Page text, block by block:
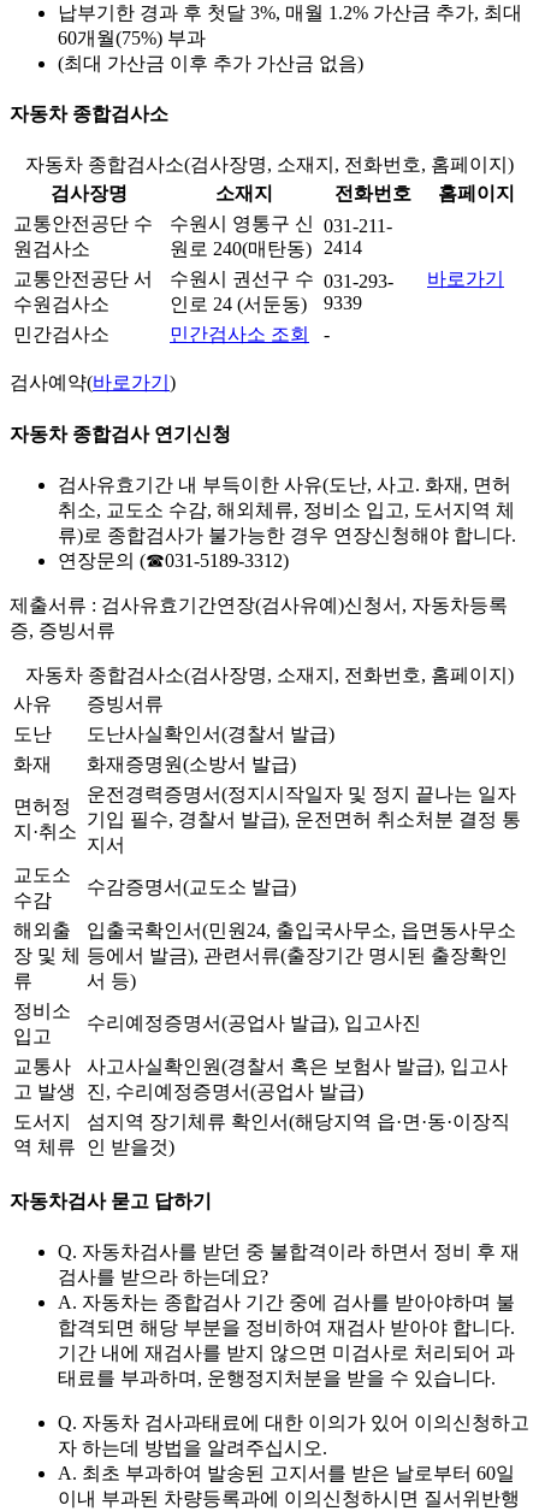
납부기한 경과 후 첫달 3%, 매월 1.2% 가산금 추가, 최대
60개월(75%) 부과
(최대 가산금 이후 추가 가산금 없음)
자동차 종합검사소
자동차 종합검사소(검사장명, 소재지, 전화번호, 홈페이지)
검사장명
소재지 전화번호
홈페이지
교통안전공단 수
원검사소
수원시 영통구 신
원로 240(매탄동)
031-211-
2414
바로가기
교통안전공단 서
수원검사소
수원시 권선구 수
인로 24 (서둔동)
031-293-
9339
민간검사소
민간검사소 조회 -
검사예약(바로가기 )
자동차 종합검사 연기신청
검사유효기간 내 부득이한 사유(도난, 사고. 화재, 면허
취소, 교도소 수감, 해외체류, 정비소 입고, 도서지역 체
류)로 종합검사가 불가능한 경우 연장신청해야 합니다.
연장문의 (☎031-5189-3312)
제출서류 : 검사유효기간연장(검사유예)신청서, 자동차등록
증, 증빙서류
자동차 종합검사소(검사장명, 소재지, 전화번호, 홈페이지)
사유
증빙서류
도난
도난사실확인서(경찰서 발급)
화재
화재증명원(소방서 발급)
면허정
지·취소
운전경력증명서(정지시작일자 및 정지 끝나는 일자
기입 필수, 경찰서 발급), 운전면허 취소처분 결정 통
지서
교도소
수감
수감증명서(교도소 발급)
해외출
장 및 체
류
입출국확인서(민원24, 출입국사무소, 읍면동사무소
등에서 발금), 관련서류(출장기간 명시된 출장확인
서 등)
정비소
입고
수리예정증명서(공업사 발급), 입고사진
교통사
고 발생
사고사실확인원(경찰서 혹은 보험사 발급), 입고사
진, 수리예정증명서(공업사 발급)
도서지
역 체류
섬지역 장기체류 확인서(해당지역 읍·면·동·이장직
인 받을것)
자동차검사 묻고 답하기
Q. 자동차검사를 받던 중 불합격이라 하면서 정비 후 재
검사를 받으라 하는데요?
A. 자동차는 종합검사 기간 중에 검사를 받아야하며 불
합격되면 해당 부분을 정비하여 재검사 받아야 합니다.
기간 내에 재검사를 받지 않으면 미검사로 처리되어 과
태료를 부과하며, 운행정지처분을 받을 수 있습니다.
Q. 자동차 검사과태료에 대한 이의가 있어 이의신청하고
자 하는데 방법을 알려주십시오.
A. 최초 부과하여 발송된 고지서를 받은 날로부터 60일
이내 부과된 차량등록과에 이의신청하시면 질서위반행